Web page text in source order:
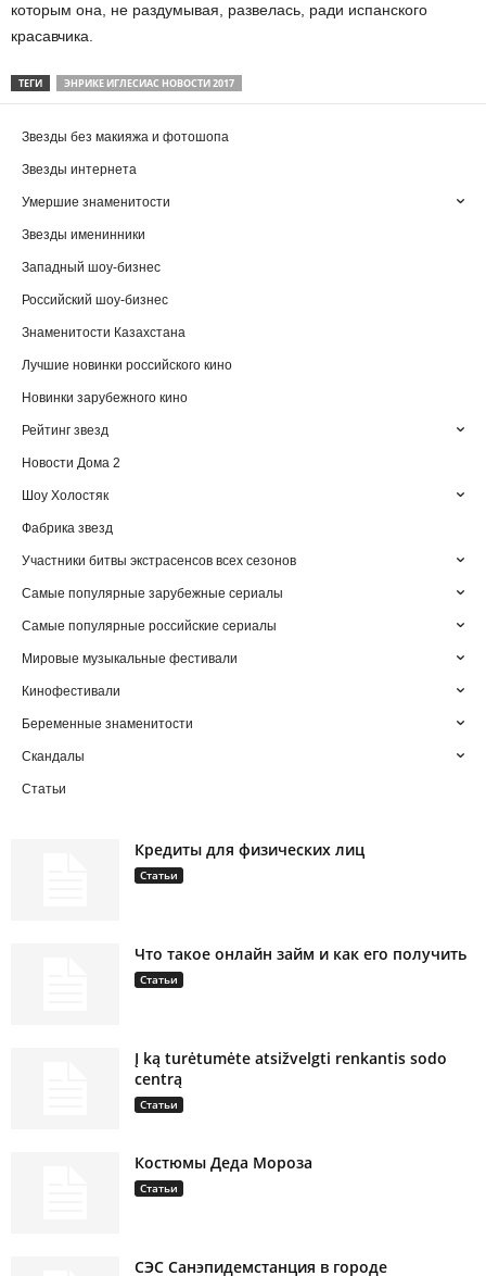
которым она, не раздумывая, развелась, ради испанского
красавчика.
ТЕГИ ЭНРИКЕ ИГЛЕСИАС НОВОСТИ 2017
Звезды без макияжа и фотошопа
Звезды интернета
Умершие знаменитости
Звезды именинники
Западный шоу-бизнес
Российский шоу-бизнес
Знаменитости Казахстана
Лучшие новинки российского кино
Новинки зарубежного кино
Рейтинг звезд
Новости Дома 2
Шоу Холостяк
Фабрика звезд
Участники битвы экстрасенсов всех сезонов
Самые популярные зарубежные сериалы
Самые популярные российские сериалы
Мировые музыкальные фестивали
Кинофестивали
Беременные знаменитости
Скандалы
Статьи
Кредиты для физических лиц
Статьи
Что такое онлайн займ и как его получить
Статьи
Į ką turėtumėte atsižvelgti renkantis sodo
centrą
Статьи
Костюмы Деда Мороза
Статьи
СЭС Санэпидемстанция в городе